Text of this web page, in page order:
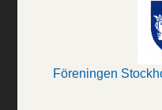
Föreningen